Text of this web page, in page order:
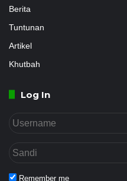
Berita
Tuntunan
Artikel
Khutbah
Log In
Remember me